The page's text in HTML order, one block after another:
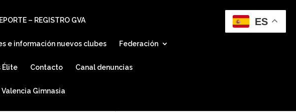
– REGISTRO GVA
e información nuevos clubes Federación
Élite Contacto Canal denuncias
Valencia Gimnasia
ES